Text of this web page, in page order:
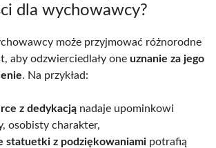
dla wychowawcy?
może przyjmować różnorodne
aby odzwierciedlały one uznanie za jego
. Na przykład:
z dedykacją nadaje upominkowi
osobisty charakter,
statuetki z podziękowaniami potrafią